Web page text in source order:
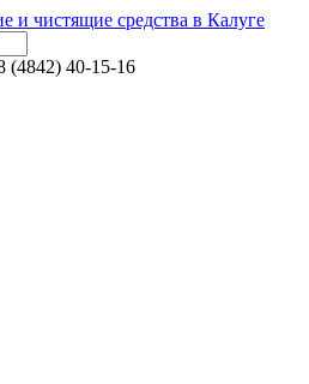
и чистящие средства в Калуге
(4842) 40-15-16